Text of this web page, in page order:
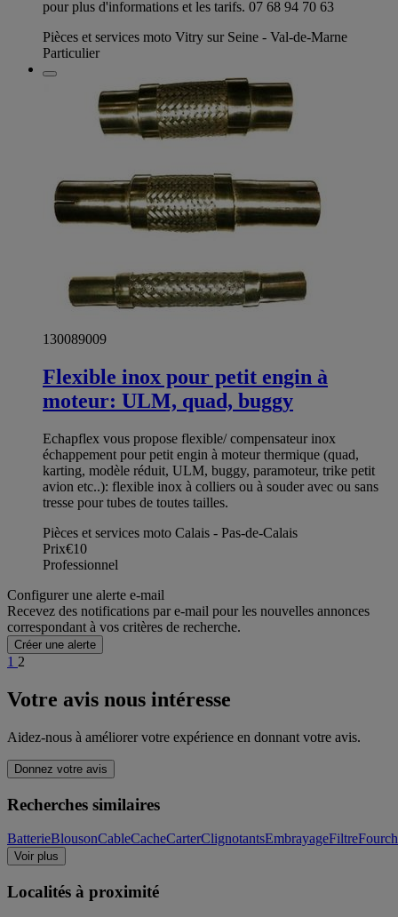
pour plus d'informations et les tarifs. 07 68 94 70 63
Pièces et services moto Vitry sur Seine - Val-de-Marne
Particulier
130089009
Flexible inox pour petit engin à
moteur: ULM, quad, buggy
Echapflex vous propose flexible/ compensateur inox
échappement pour petit engin à moteur thermique (quad,
karting, modèle réduit, ULM, buggy, paramoteur, trike petit
avion etc..): flexible inox à colliers ou à souder avec ou sans
tresse pour tubes de toutes tailles.
Pièces et services moto Calais - Pas-de-Calais
Prix€10
Professionnel
Configurer une alerte e-mail
Recevez des notifications par e-mail pour les nouvelles annonces
correspondant à vos critères de recherche.
Créer une alerte
1 2
Votre avis nous intéresse
Aidez-nous à améliorer votre expérience en donnant votre avis.
Donnez votre avis
Recherches similaires
BatterieBlousonCableCacheCarterClignotantsEmbrayageFiltre
Voir plus
Localités à proximité